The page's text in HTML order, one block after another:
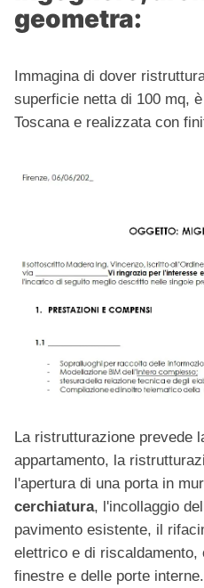
geometra:
Immagina di dover
superficie netta di 100 mq,
Toscana e realizzata con
La ristrutturazione prevede
appartamento, la
l'apertura di una porta in
cerchiatura, l'incollaggio
pavimento esistente, il
elettrico e di
finestre e delle porte interne.